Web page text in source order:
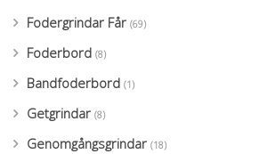
Fodergrindar Får (69)
Foderbord (8)
Bandfoderbord (1)
Getgrindar (8)
Genomgångsgrindar (18)